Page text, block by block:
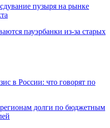
пузыря на рынке
пауэрбанки из-за старых
в России: что говорят по
долги по бюджетным